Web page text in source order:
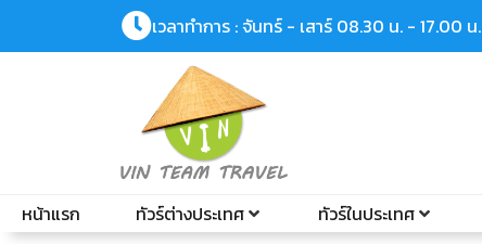
เวลาทำการ : จันทร์ - เสาร์ 08.30 น. - 17.00 น.
หน้าแรก ทัวร์ต่างประเทศ ทัวร์ในประเทศ